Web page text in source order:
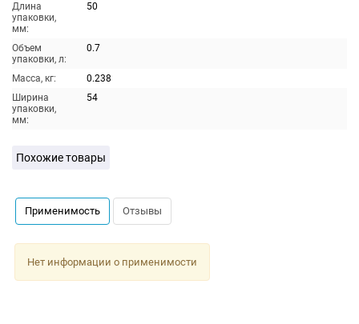
Длина
упаковки,
мм:
50
Объем
упаковки, л:
0.7
Масса, кг:
0.238
Ширина
упаковки,
мм:
54
Похожие товары
Применимость Отзывы
Нет информации о применимости